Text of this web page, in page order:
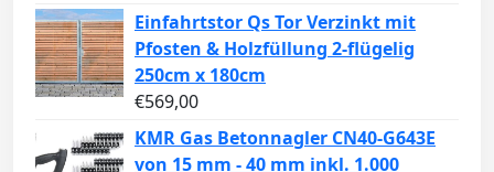
Einfahrtstor Qs Tor Verzinkt mit
Pfosten & Holzfüllung 2-flügelig
250cm x 180cm
€569,00
KMR Gas Betonnagler CN40-G643E
von 15 mm - 40 mm inkl. 1.000